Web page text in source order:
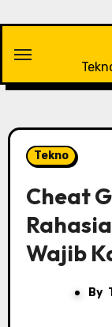
content
Tekno
Cheat
Wajib
By